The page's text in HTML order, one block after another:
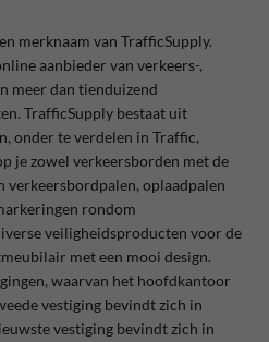
merknaam van TrafficSupply.
aanbieder van verkeers-,
meer dan tienduizend
TrafficSupply bestaat uit
onder te verdelen in Traffic,
je zowel verkeersborden met de
verkeersbordpalen, oplaadpalen
rondom
veiligheidsproducten voor de
met een mooi design.
waarvan het hoofdkantoor
vestiging bevindt zich in
vestiging bevindt zich in